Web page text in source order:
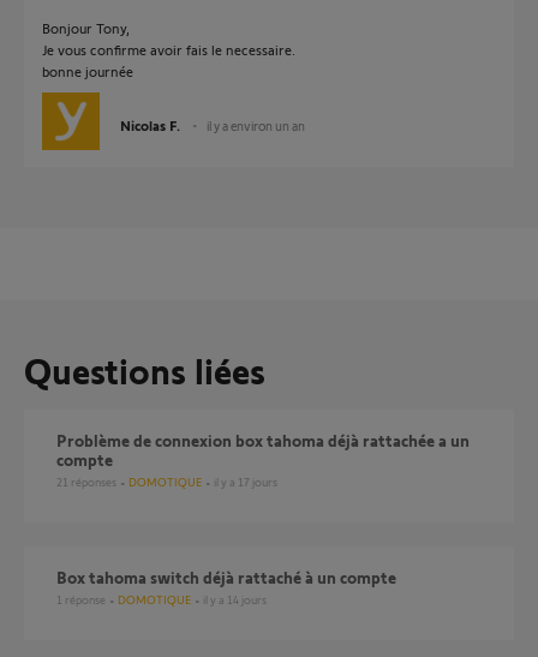
Bonjour Tony,
Je vous confirme avoir fais le necessaire.
bonne journée
Nicolas F. il y a environ un an
Questions liées
Problème de connexion box tahoma déjà rattachée a un
compte
21 réponses DOMOTIQUE il y a 17 jours
Box tahoma switch déjà rattaché à un compte
1 réponse DOMOTIQUE il y a 14 jours